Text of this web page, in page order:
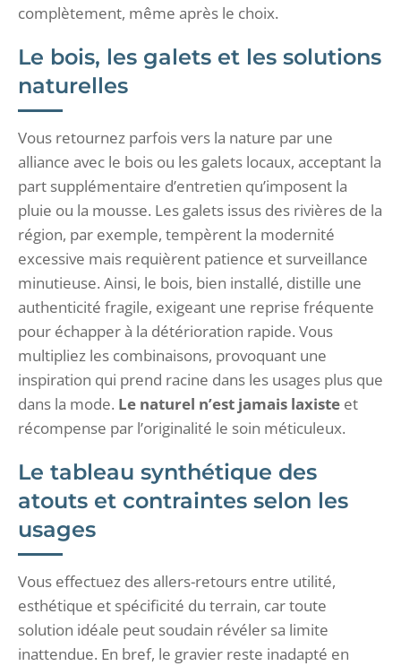
complètement, même après le choix.
Le bois, les galets et les solutions
naturelles
Vous retournez parfois vers la nature par une
alliance avec le bois ou les galets locaux, acceptant la
part supplémentaire d’entretien qu’imposent la
pluie ou la mousse. Les galets issus des rivières de la
région, par exemple, tempèrent la modernité
excessive mais requièrent patience et surveillance
minutieuse. Ainsi, le bois, bien installé, distille une
authenticité fragile, exigeant une reprise fréquente
pour échapper à la détérioration rapide. Vous
multipliez les combinaisons, provoquant une
inspiration qui prend racine dans les usages plus que
dans la mode. Le naturel n’est jamais laxiste et
récompense par l’originalité le soin méticuleux.
Le tableau synthétique des
atouts et contraintes selon les
usages
Vous effectuez des allers-retours entre utilité,
esthétique et spécificité du terrain, car toute
solution idéale peut soudain révéler sa limite
inattendue. En bref, le gravier reste inadapté en